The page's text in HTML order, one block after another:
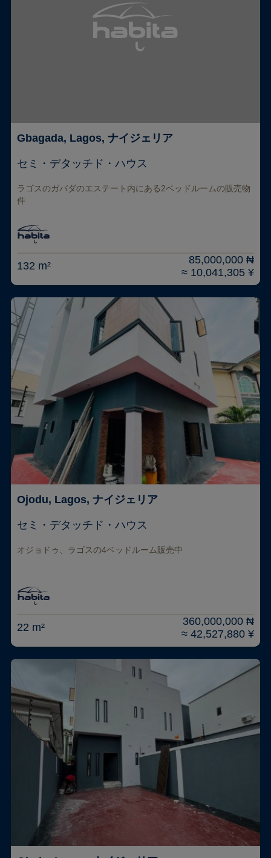
Gbagada, Lagos, ナイジェリア
セミ・デタッチド・ハウス
ラゴスのガバダのエステート内にある2ベッドルームの販売物
件
132 m²
85,000,000 ₦
≈ 10,041,305 ¥
Ojodu, Lagos, ナイジェリア
セミ・デタッチド・ハウス
オジョドゥ、ラゴスの4ベッドルーム販売中
22 m²
360,000,000 ₦
≈ 42,527,880 ¥